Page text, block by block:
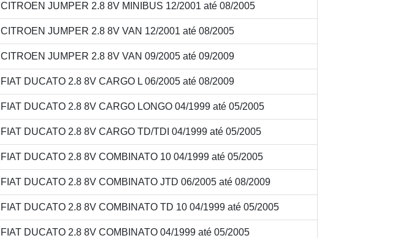
CITROEN JUMPER 2.8 8V MINIBUS 12/2001 até 08/2005
CITROEN JUMPER 2.8 8V VAN 12/2001 até 08/2005
CITROEN JUMPER 2.8 8V VAN 09/2005 até 09/2009
FIAT DUCATO 2.8 8V CARGO L 06/2005 até 08/2009
FIAT DUCATO 2.8 8V CARGO LONGO 04/1999 até 05/2005
FIAT DUCATO 2.8 8V CARGO TD/TDI 04/1999 até 05/2005
FIAT DUCATO 2.8 8V COMBINATO 10 04/1999 até 05/2005
FIAT DUCATO 2.8 8V COMBINATO JTD 06/2005 até 08/2009
FIAT DUCATO 2.8 8V COMBINATO TD 10 04/1999 até 05/2005
FIAT DUCATO 2.8 8V COMBINATO 04/1999 até 05/2005